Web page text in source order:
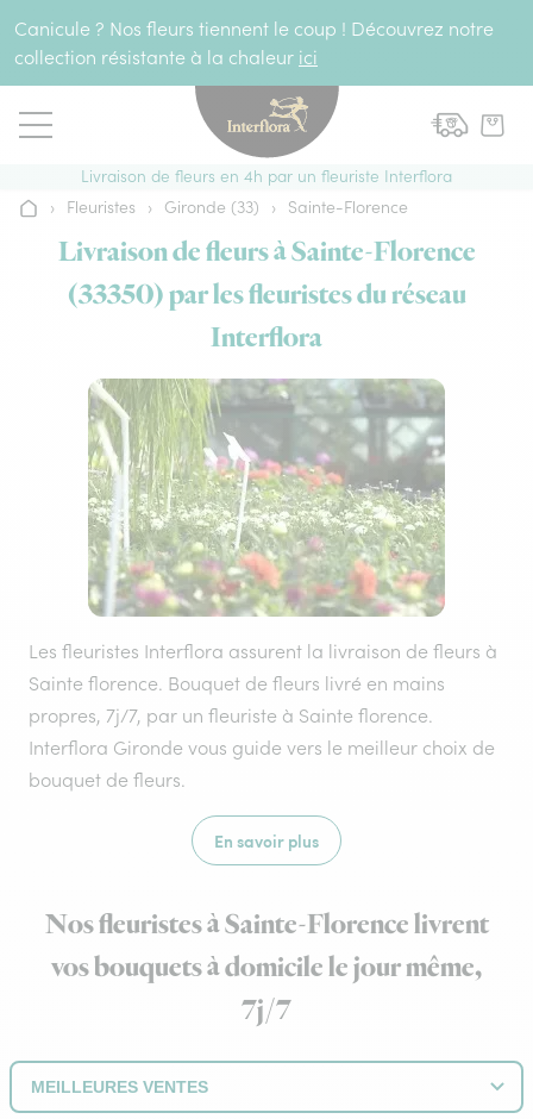
Canicule ? Nos fleurs tiennent le coup ! Découvrez notre
collection résistante à la chaleur ici
Livraison de fleurs en 4h par un fleuriste Interflora
Accueil
› Fleuristes › Gironde (33) › Sainte-Florence
Livraison de fleurs à Sainte-Florence
(33350) par les fleuristes du réseau
Interflora
Les fleuristes Interflora assurent la livraison de fleurs à
Sainte florence. Bouquet de fleurs livré en mains
propres, 7j/7, par un fleuriste à Sainte florence.
Interflora Gironde vous guide vers le meilleur choix de
bouquet de fleurs.
En savoir plus
Nos fleuristes à Sainte-Florence livrent
vos bouquets à domicile le jour même,
7j/7